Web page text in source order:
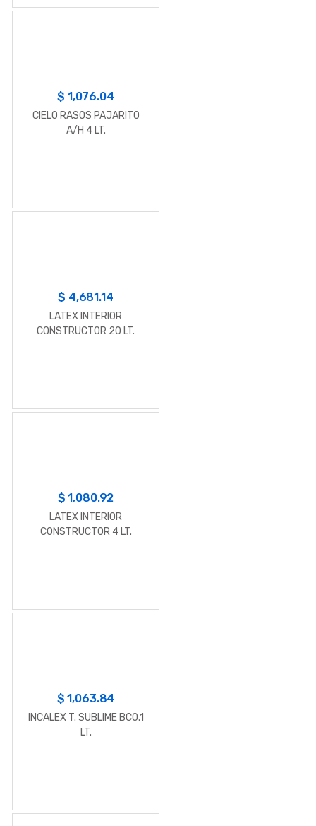
$ 1,076.04
CIELO RASOS PAJARITO
A/H 4 LT.
$ 4,681.14
LATEX INTERIOR
CONSTRUCTOR 20 LT.
$1,080.92
LATEX INTERIOR
CONSTRUCTOR 4 LT.
$1,063.84
INCALEX T. SUBLIME BCO.1
LT.